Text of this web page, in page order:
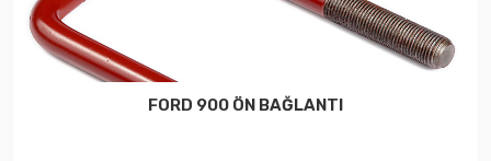
FORD 900 ÖN BAĞLANTI